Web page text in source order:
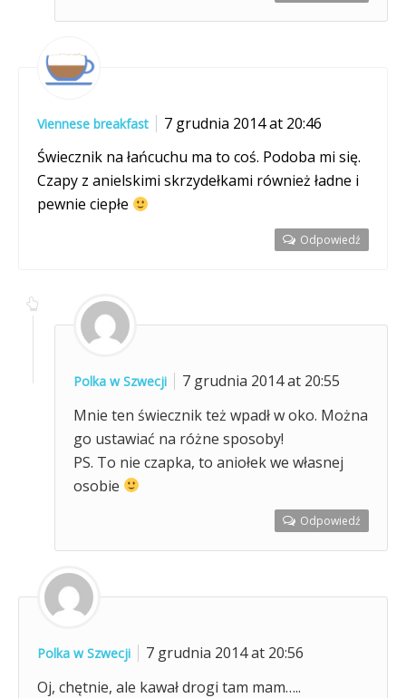
Viennese breakfast
7 grudnia 2014 at 20:46
Świecznik na łańcuchu ma to coś. Podoba mi się.
Czapy z anielskimi skrzydełkami również ładne i
pewnie ciepłe
Odpowiedź
Polka w Szwecji
7 grudnia 2014 at 20:55
Mnie ten świecznik też wpadł w oko. Można
go ustawiać na różne sposoby!
PS. To nie czapka, to aniołek we własnej
osobie
Odpowiedź
Polka w Szwecji
7 grudnia 2014 at 20:56
Oj, chętnie, ale kawał drogi tam mam…..